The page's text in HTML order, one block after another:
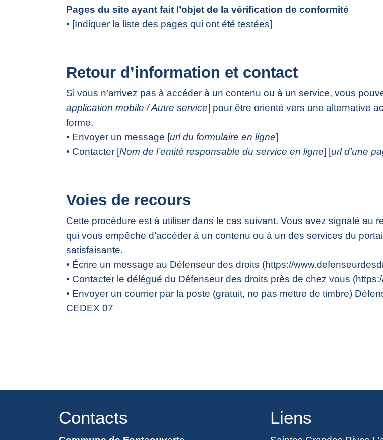
Pages du site ayant fait l’objet de la vérification de conformité
• [Indiquer la liste des pages qui ont été testées]
Retour d’information et contact
Si vous n’arrivez pas à accéder à un contenu ou à un service, vous
application mobile / Autre service] pour être orienté vers une alternative
forme.
• Envoyer un message [url du formulaire en ligne]
• Contacter [Nom de l’entité responsable du service en ligne] [url d’une
Voies de recours
Cette procédure est à utiliser dans le cas suivant. Vous avez signalé au
qui vous empêche d’accéder à un contenu ou à un des services du
satisfaisante.
• Écrire un message au Défenseur des droits (https://
• Contacter le délégué du Défenseur des droits près de chez vous
• Envoyer un courrier par la poste (gratuit, ne pas mettre de timbre)
CEDEX 07
Contacts Liens